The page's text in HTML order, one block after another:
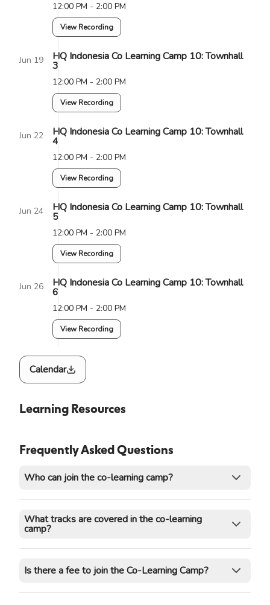
12:00 PM - 2:00 PM
View Recording
Jun 19 HQ Indonesia Co Learning Camp 10: Townhall
3
12:00 PM - 2:00 PM
View Recording
Jun 22 HQ Indonesia Co Learning Camp 10: Townhall
4
12:00 PM - 2:00 PM
View Recording
Jun 24 HQ Indonesia Co Learning Camp 10: Townhall
5
12:00 PM - 2:00 PM
View Recording
Jun 26 HQ Indonesia Co Learning Camp 10: Townhall
6
12:00 PM - 2:00 PM
View Recording
Calendar
Learning Resources
Frequently Asked Questions
Who can join the co-learning camp?
What tracks are covered in the co-learning
camp?
Is there a fee to join the Co-Learning Camp?